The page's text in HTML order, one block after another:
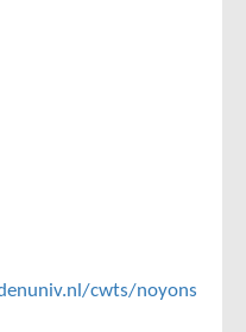
cwts/noyons